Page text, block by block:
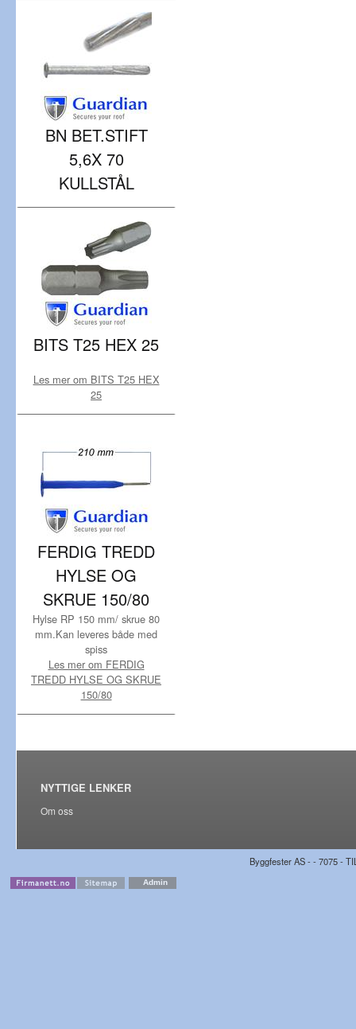
BN BET.STIFT
5,6X 70
KULLSTÅL
BITS T25 HEX 25
Les mer om BITS T25 HEX
25
FERDIG TREDD
HYLSE OG
SKRUE 150/80
Hylse RP 150 mm/ skrue 80
mm.Kan leveres både med
spiss
Les mer om FERDIG
TREDD HYLSE OG SKRUE
150/80
NYTTIGE LENKER
Om oss
Byggfester AS - - 7075 -
Admin